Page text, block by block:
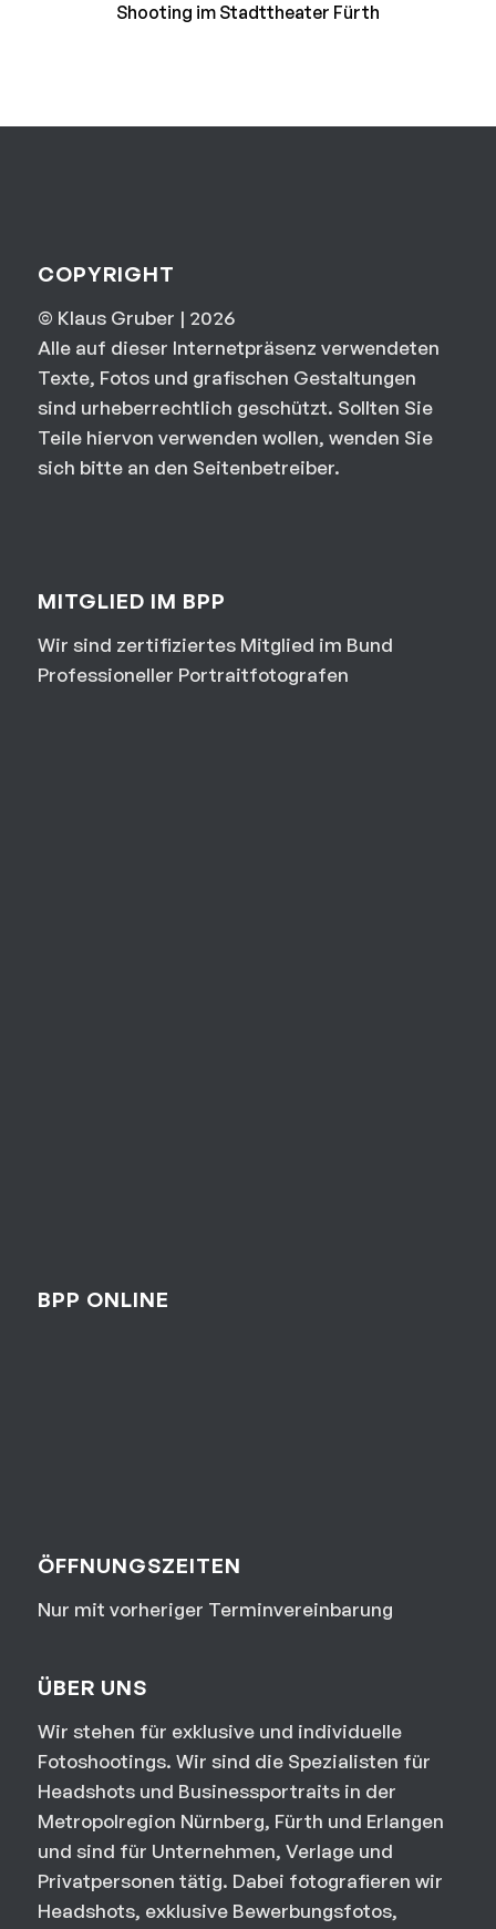
Shooting im Stadttheater Fürth
COPYRIGHT
© Klaus Gruber | 2026
Alle auf dieser Internetpräsenz verwendeten
Texte, Fotos und grafischen Gestaltungen
sind urheberrechtlich geschützt. Sollten Sie
Teile hiervon verwenden wollen, wenden Sie
sich bitte an den Seitenbetreiber.
MITGLIED IM BPP
Wir sind zertifiziertes Mitglied im Bund
Professioneller Portraitfotografen
BPP ONLINE
ÖFFNUNGSZEITEN
Nur mit vorheriger Terminvereinbarung
ÜBER UNS
Wir stehen für exklusive und individuelle
Fotoshootings. Wir sind die Spezialisten für
Headshots und Businessportraits in der
Metropolregion Nürnberg, Fürth und Erlangen
und sind für Unternehmen, Verlage und
Privatpersonen tätig. Dabei fotografieren wir
Headshots, exklusive Bewerbungsfotos,